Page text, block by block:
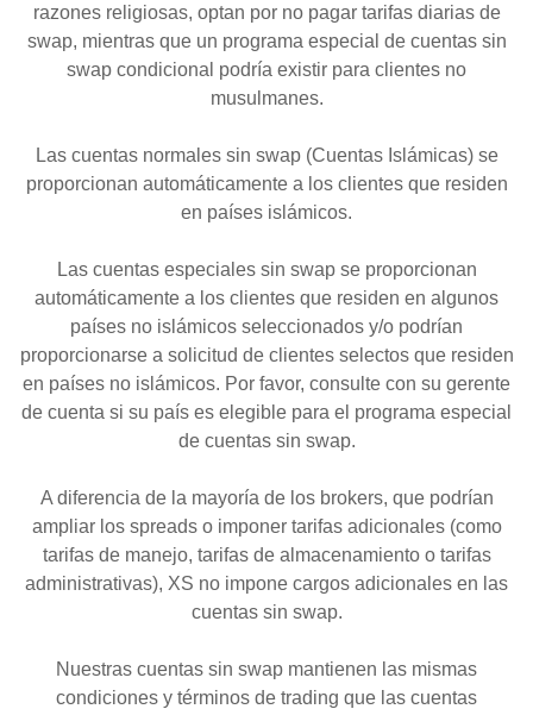
razones religiosas, optan por no pagar tarifas diarias de
swap, mientras que un programa especial de cuentas sin
swap condicional podría existir para clientes no
musulmanes.
Las cuentas normales sin swap (Cuentas Islámicas) se
proporcionan automáticamente a los clientes que residen
en países islámicos.
Las cuentas especiales sin swap se proporcionan
automáticamente a los clientes que residen en algunos
países no islámicos seleccionados y/o podrían
proporcionarse a solicitud de clientes selectos que residen
en países no islámicos. Por favor, consulte con su gerente
de cuenta si su país es elegible para el programa especial
de cuentas sin swap.
A diferencia de la mayoría de los brokers, que podrían
ampliar los spreads o imponer tarifas adicionales (como
tarifas de manejo, tarifas de almacenamiento o tarifas
administrativas), XS no impone cargos adicionales en las
cuentas sin swap.
Nuestras cuentas sin swap mantienen las mismas
condiciones y términos de trading que las cuentas